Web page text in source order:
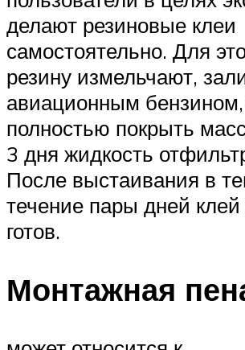
делают резиновые клеи
самостоятельно. Для
резину измельчают,
авиационным
полностью покрыть
3 дня жидкость
После выстаивания в
течение пары дней клей
готов.
Монтажная